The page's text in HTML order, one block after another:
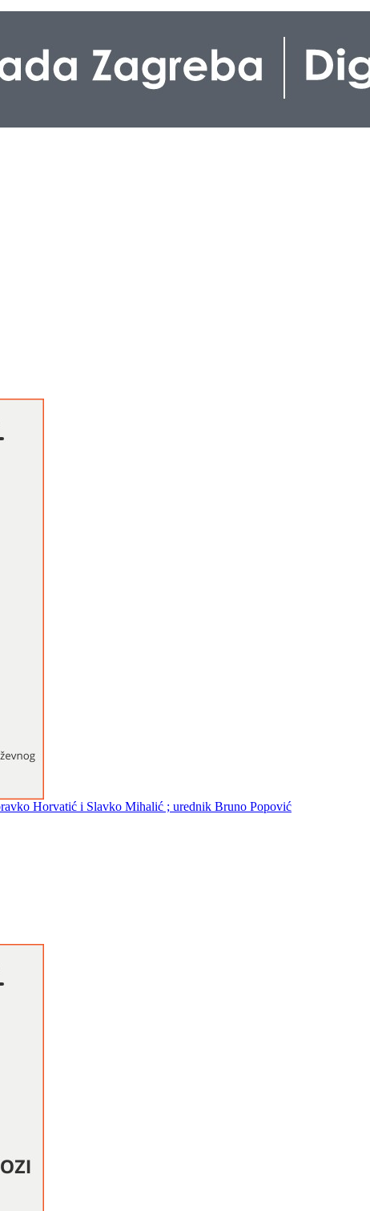
Horvatić i Slavko Mihalić ; urednik Bruno Popović